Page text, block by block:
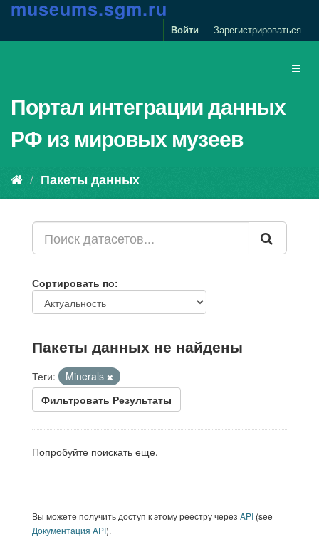
museums.sgm.ru
Войти Зарегистрироваться
Портал интеграции данных
РФ из мировых музеев
Пакеты данных
Сортировать по
Пакеты данных не найдены
Теги:
Minerals
Фильтровать Результаты
Попробуйте поискать еще.
Вы можете получить доступ к этому реестру через API (see
Документация API).